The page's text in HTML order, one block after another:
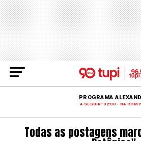
PROGRAMA
A SEGUIR: 02:00 - NA
Todas as postagens